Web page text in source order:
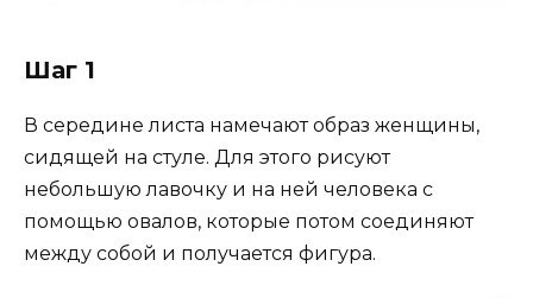
Шаг 1
В середине листа намечают образ женщины,
сидящей на стуле. Для этого рисуют
небольшую лавочку и на ней человека с
помощью овалов, которые потом соединяют
между собой и получается фигура.